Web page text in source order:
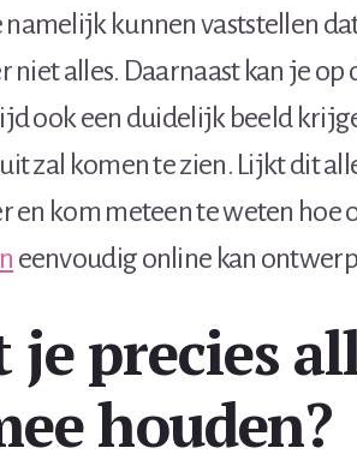
kunnen vaststellen
niet alles. Daarnaast kan je op
ook een duidelijk beeld
zal komen te zien. Lijkt dit
en kom meteen te weten hoe
eenvoudig online kan
je precies
houden?